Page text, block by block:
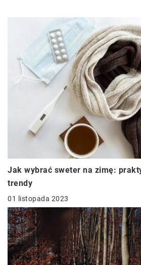
Jak wybrać sweter na zimę:
trendy
01 listopada 2023